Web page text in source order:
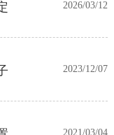
2026/03/12
2023/12/07
2021/03/04